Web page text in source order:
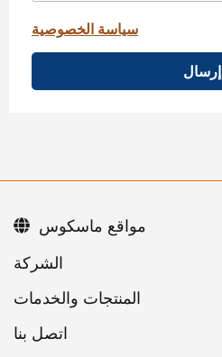
سياسة الخصوصية
إرسال
اتصل بنا
مواقع ماسكوس